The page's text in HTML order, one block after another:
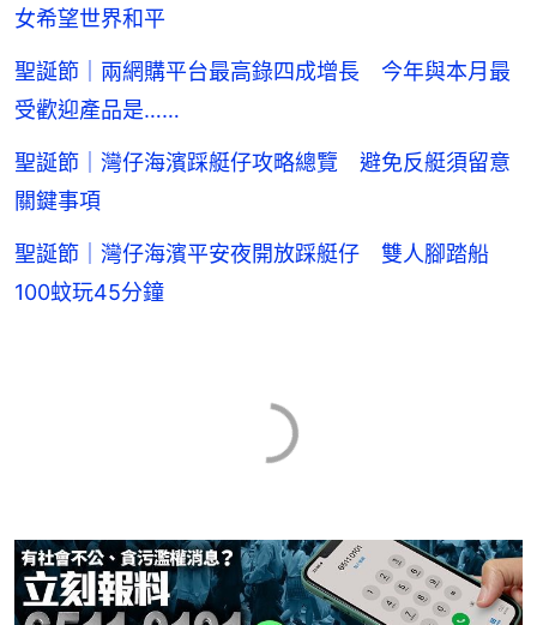
女希望世界和平
聖誕節｜兩網購平台最高錄四成增長 今年與本月最
受歡迎產品是……
聖誕節｜灣仔海濱踩艇仔攻略總覽 避免反艇須留意
關鍵事項
聖誕節｜灣仔海濱平安夜開放踩艇仔 雙人腳踏船
100蚊玩45分鐘